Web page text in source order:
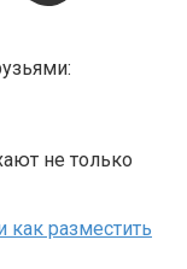
не только
разместить